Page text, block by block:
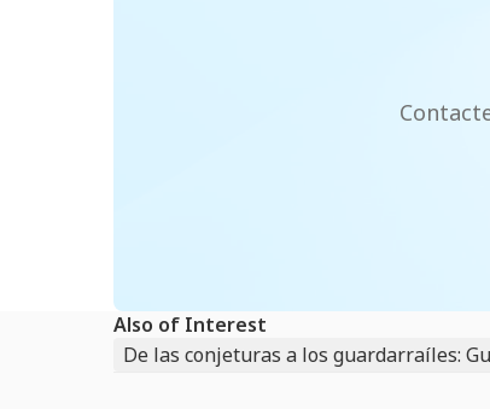
Also of Interest
De las conjeturas a los guardarraíles: